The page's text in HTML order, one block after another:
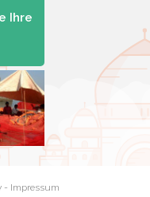
Ihre
- Impressum